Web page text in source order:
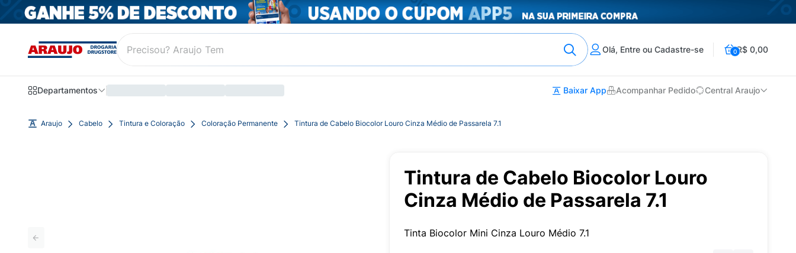
Olá, Entre ou Cadastre-se 0R$ 0,00
Departamentos Baixar App Acompanhar Pedido Central Araujo
Araujo Cabelo Tintura e Coloração Coloração Permanente Tintura de Cabelo Biocolor Louro Cinza Médio de Passarela 7.1
Tintura de Cabelo Biocolor Louro
Cinza Médio de Passarela 7.1
Tinta Biocolor Mini Cinza Louro Médio 7.1